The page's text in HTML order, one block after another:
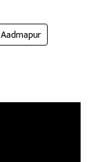
Aadmapur